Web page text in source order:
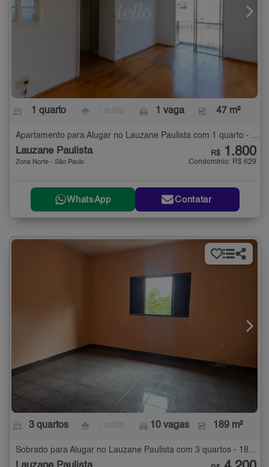
1 quarto 1 vaga 47 m²
Apartamento para Alugar no Lauzane Paulista com 1 quarto - 47 m²
Lauzane Paulista
Zona Norte - São Paulo
R$ 1.800
Condomínio: R$ 629
WhatsApp Contatar
3 quartos 10 vagas 189 m²
Sobrado para Alugar no Lauzane Paulista com 3 quartos - 189 m²